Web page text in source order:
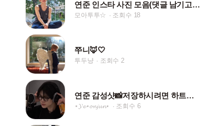
연준 인스타 사진 모음(댓글 남기고 다운로드 해주세요)
모아투투☆ 조회수 18
쭈니🦊🤍
투두냥 조회수 2
연준 감성샷📸저장하시려면 하트눌러주세여!!❤️
⋆𝓨𝓮⋆𝓸𝓷𝓳𝓾𝓷⋆ 조회수 6